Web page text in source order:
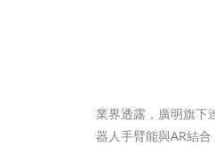
業界透露，廣明旗下
器人手臂能與AR結